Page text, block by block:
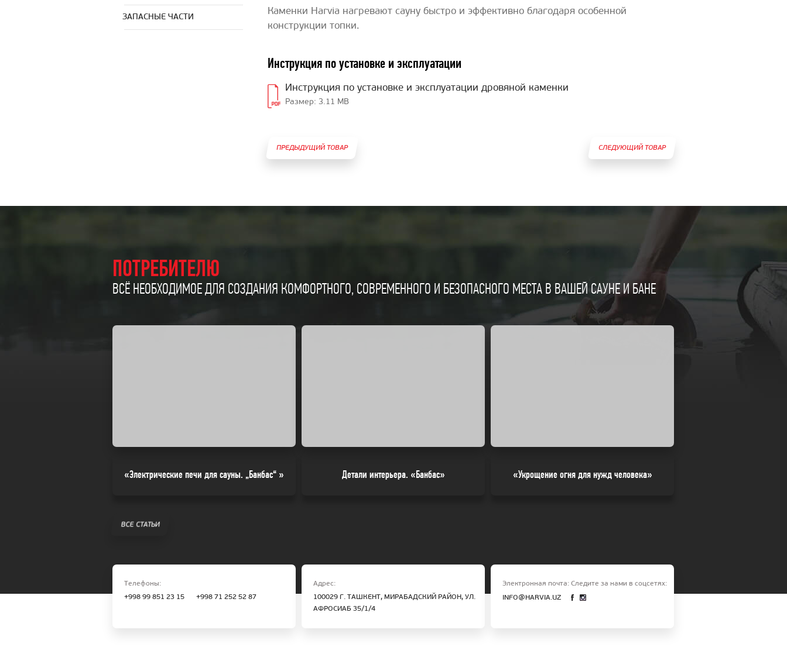
ЗАПАСНЫЕ ЧАСТИ
Каменки Harvia нагревают сауну быстро и эффективно благодаря особенной
конструкции топки.
Инструкция по установке и эксплуатации
Инструкция по установке и эксплуатации дровяной каменки
Размер: 3.11 MB
ПРЕДЫДУЩИЙ ТОВАР СЛЕДУЮЩИЙ ТОВАР
ПОТРЕБИТЕЛЮ
ВСЁ НЕОБХОДИМОЕ ДЛЯ СОЗДАНИЯ КОМФОРТНОГО, СОВРЕМЕННОГО И БЕЗОПАСНОГО МЕСТА В ВАШЕЙ САУНЕ И БАНЕ
«Электрические печи для сауны. „Банбас“ » Детали интерьера. «Банбас» «Укрощение огня для нужд человека»
ВСЕ СТАТЬИ
Телефоны:
+998 99 851 23 15
+998 71 252 52 87
Адрес:
100029 Г. ТАШКЕНТ, МИРАБАДСКИЙ РАЙОН, УЛ.
АФРОСИАБ 35/1/4
Электронная почта:
INFO@HARVIA.UZ
Следите за нами в соцсетях: